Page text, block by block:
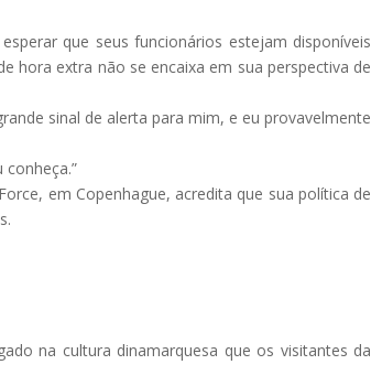
que seus funcionários estejam disponíveis
hora extra não se encaixa em sua perspectiva de
sinal de alerta para mim, e eu provavelmente
em Copenhague, acredita que sua política de
na cultura dinamarquesa que os visitantes da